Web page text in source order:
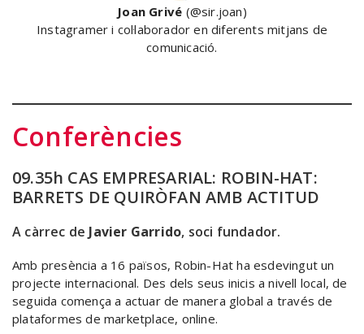
Joan Grivé (@sir.joan)
Instagramer i col·laborador en diferents mitjans de
comunicació.
Conferències
09.35h CAS EMPRESARIAL: ROBIN-HAT:
BARRETS DE QUIRÒFAN AMB ACTITUD
A càrrec de Javier Garrido, soci fundador.
Amb presència a 16 països, Robin-Hat ha esdevingut un
projecte internacional. Des dels seus inicis a nivell local, de
seguida comença a actuar de manera global a través de
plataformes de marketplace, online.